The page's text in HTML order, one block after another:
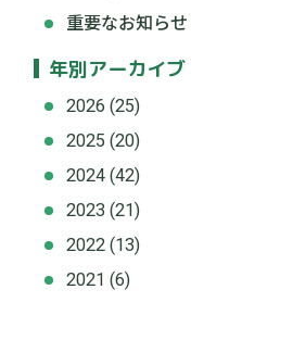
重要なお知らせ
年別アーカイブ
2026 (25)
2025 (20)
2024(42)
2023 (21)
2022(13)
2021 (6)